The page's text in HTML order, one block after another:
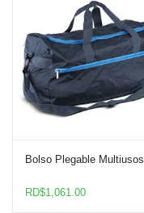
Bolso Plegable Multiusos
RD$1,061.00